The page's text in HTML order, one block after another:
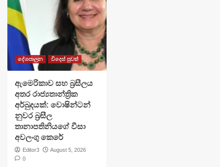
දේශපාලන විදෙස් පුවත්
ඇමෙරිකාව සහ බ්‍රසීලය
අතර රාජ්‍යතාන්ත්‍රික
අර්බුදයක්: වොෂින්ටන්
නුවර බ්‍රසීල
තානාපතිනියගේ වීසා
අවලංගු කෙරේ
Editor3
August 5, 2026
0